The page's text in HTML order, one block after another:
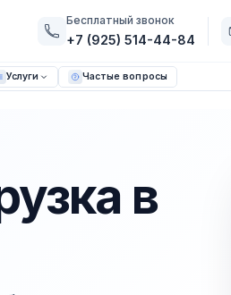
Бесплатный звонок
+7 (925) 514-44-84
Услуги Частые вопросы
в